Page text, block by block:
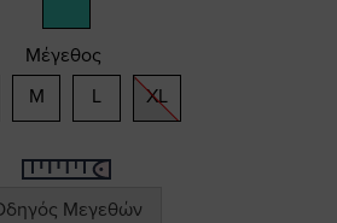
Μέγεθος
M L XL
Μεγεθών